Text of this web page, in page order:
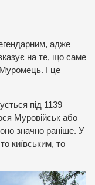
адже
на те, що саме
І це
під 1139
Муровійськ або
значно раніше. У
київським, то